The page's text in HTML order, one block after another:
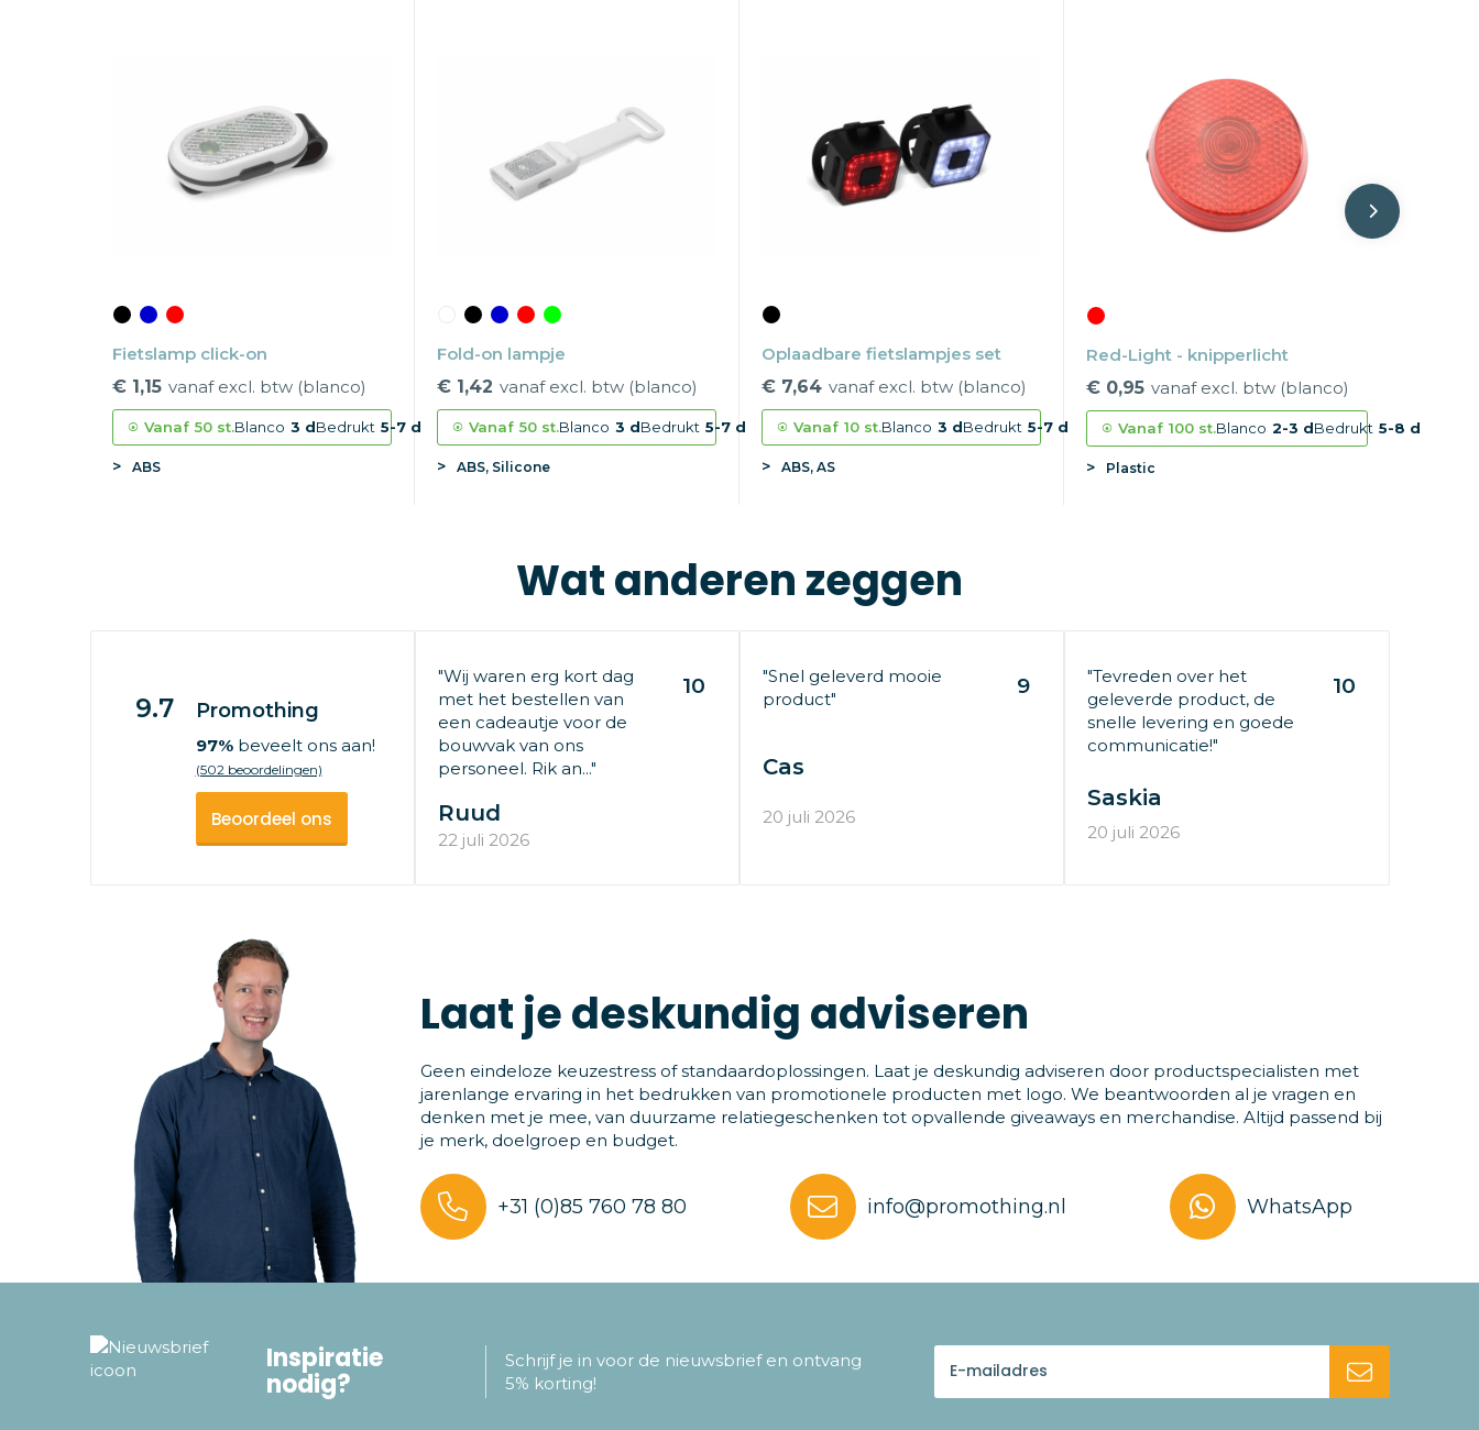
Fietslamp click-on
€ 1,15 vanaf excl. btw (blanco)
Vanaf 50 st.Blanco 3 dBedrukt 5-7 d
ABS
Fold-on lampje
€ 1,42 vanaf excl. btw (blanco)
Vanaf 50 st.Blanco 3 dBedrukt 5-7 d
ABS, Silicone
Oplaadbare fietslampjes set
€ 7,64 vanaf excl. btw (blanco)
Vanaf 10 st.Blanco 3 dBedrukt 5-7 d
ABS, AS
Red-Light - knipperlicht
€ 0,95 vanaf excl. btw (blanco)
Vanaf 100 st.Blanco 2-3 dBedrukt 5-8 d
Plastic
Wat anderen zeggen
9.7 Promothing
97%beveelt ons aan!
(502 beoordelingen)
Beoordeel ons
"Wij waren erg kort dag
met het bestellen van
een cadeautje voor de
bouwvak van ons
personeel. Rik an..."
10
Ruud
22 juli 2026
"Snel geleverd mooie
product"
9
Cas
20 juli 2026
"Tevreden over het
geleverde product, de
snelle levering en goede
communicatie!"
10
Saskia
20 juli 2026
Laat je deskundig adviseren
Geen eindeloze keuzestress of standaardoplossingen. Laat je deskundig adviseren door productspecialisten met
jarenlange ervaring in het bedrukken van promotionele producten met logo. We beantwoorden al je vragen en
denken met je mee, van duurzame relatiegeschenken tot opvallende giveaways en merchandise. Altijd passend bij
je merk, doelgroep en budget.
+31 (0)85 760 78 80 info@promothing.nl WhatsApp
Inspiratie
nodig?
Schrijf je in voor de nieuwsbrief en ontvang
5% korting!